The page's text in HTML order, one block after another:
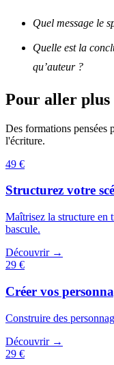
Quel message le
Quelle est la
qu’auteur ?
Pour aller plus
Des formations pensées
l'écriture.
49 €
Structurez votre
Maîtrisez la structure en
bascule.
Découvrir →
29 €
Créer vos
Construire des
Découvrir →
29 €